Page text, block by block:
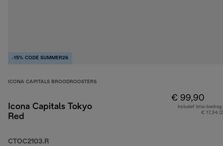
-15% CODE SUMMER26
ICONA CAPITALS BROODROOSTERS
Icona Capitals Tokyo
Red
CTOC2103.R
€ 99,90
Inclusief btw-bedrag
€ 17,34